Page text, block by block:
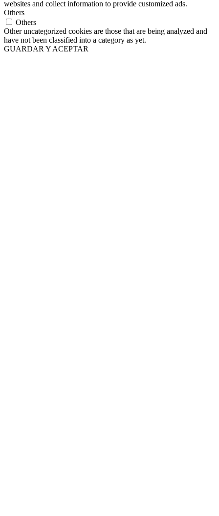
websites and collect information to provide customized ads.
Others
Others
Other uncategorized cookies are those that are being analyzed and
have not been classified into a category as yet.
GUARDAR Y ACEPTAR